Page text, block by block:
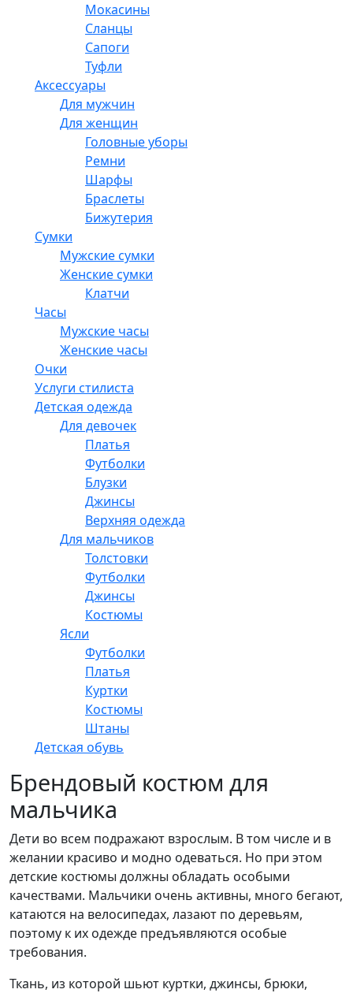
Мокасины
Сланцы
Сапоги
Туфли
Аксессуары
Для мужчин
Для женщин
Головные уборы
Ремни
Шарфы
Браслеты
Бижутерия
Сумки
Мужские сумки
Женские сумки
Клатчи
Часы
Мужские часы
Женские часы
Очки
Услуги стилиста
Детская одежда
Для девочек
Платья
Футболки
Блузки
Джинсы
Верхняя одежда
Для мальчиков
Толстовки
Футболки
Джинсы
Костюмы
Ясли
Футболки
Платья
Куртки
Костюмы
Штаны
Детская обувь
Брендовый костюм для
мальчика
Дети во всем подражают взрослым. В том числе и в
желании красиво и модно одеваться. Но при этом
детские костюмы должны обладать особыми
качествами. Мальчики очень активны, много бегают,
катаются на велосипедах, лазают по деревьям,
поэтому к их одежде предъявляются особые
требования.
Ткань, из которой шьют куртки, джинсы, брюки,